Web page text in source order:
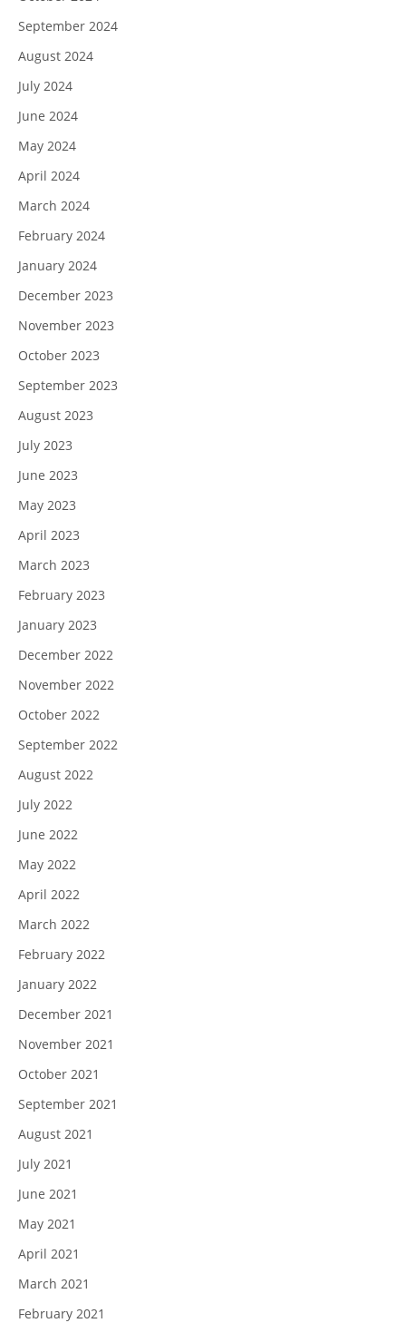
September 2024
August 2024
July 2024
June 2024
May 2024
April 2024
March 2024
February 2024
January 2024
December 2023
November 2023
October 2023
September 2023
August 2023
July 2023
June 2023
May 2023
April 2023
March 2023
February 2023
January 2023
December 2022
November 2022
October 2022
September 2022
August 2022
July 2022
June 2022
May 2022
April 2022
March 2022
February 2022
January 2022
December 2021
November 2021
October 2021
September 2021
August 2021
July 2021
June 2021
May 2021
April 2021
March 2021
February 2021